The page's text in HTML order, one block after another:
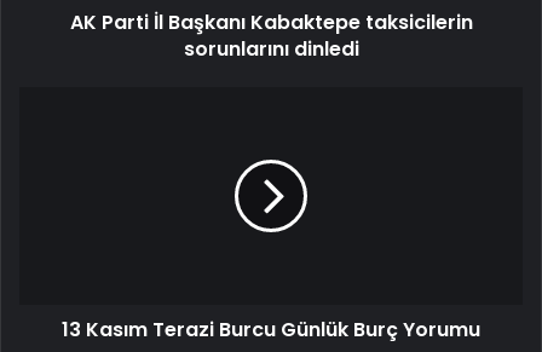
AK Parti İl Başkanı Kabaktepe taksicilerin
sorunlarını dinledi
13 Kasım Terazi Burcu Günlük Burç Yorumu